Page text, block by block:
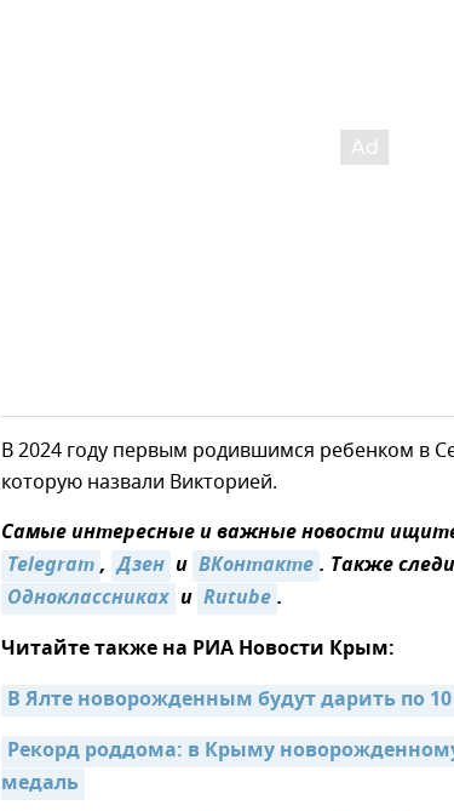
В 2024 году первым родившимся ребенком в
которую назвали Викторией.
Самые интересные и важные новости
Telegram, Дзен и ВКонтакте. Также
Одноклассниках и Rutube.
Читайте также на РИА Новости Крым:
В Ялте новорожденным будут дарить по
Рекорд роддома: в Крыму
медаль